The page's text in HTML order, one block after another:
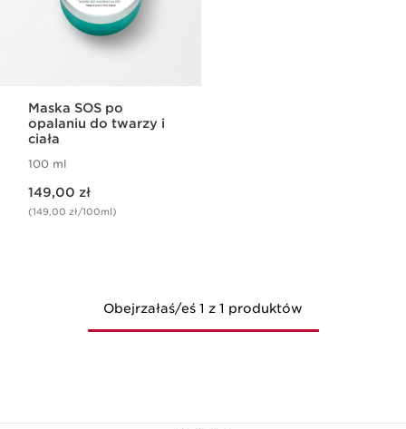
Maska SOS po
opalaniu do twarzy i
ciała
100 ml
149,00 zł
(149,00 zł/100ml)
Obejrzałaś/eś 1 z 1 produktów